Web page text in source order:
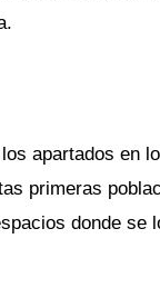
apartados en
primeras
donde se